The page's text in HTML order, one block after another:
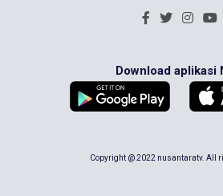
Download aplikasi
Copyright @ 2022 nusantaratv. All